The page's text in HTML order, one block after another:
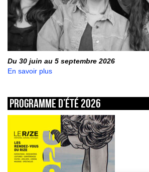
Du 30 juin au 5 septembre 2026
En savoir plus
Programme d’été 2026